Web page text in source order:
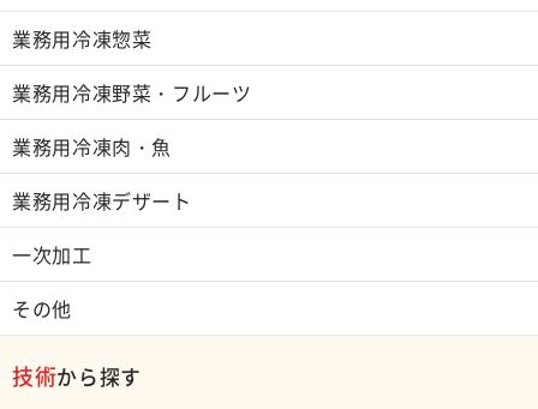
業務用冷凍惣菜
業務用冷凍野菜・フルーツ
業務用冷凍肉・魚
業務用冷凍デザート
一次加工
その他
技術から探す